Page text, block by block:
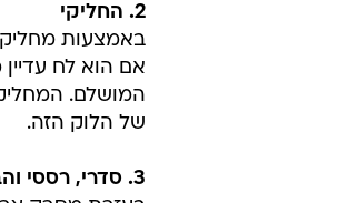
2. החליקי
אם הוא לח
המושלם.
של הלוק הזה.
3. סדרי, רססי והברישי